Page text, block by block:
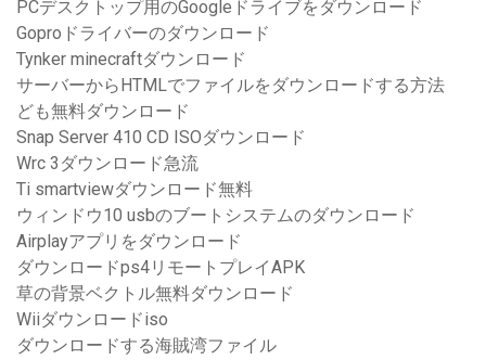
PCデスクトップ用のGoogleドライブをダウンロード
Goproドライバーのダウンロード
Tynker minecraftダウンロード
サーバーからHTMLでファイルをダウンロードする方法
ども無料ダウンロード
Snap Server 410 CD ISOダウンロード
Wrc 3ダウンロード急流
Ti smartviewダウンロード無料
ウィンドウ10 usbのブートシステムのダウンロード
Airplayアプリをダウンロード
ダウンロードps4リモートプレイAPK
草の背景ベクトル無料ダウンロード
Wiiダウンロードiso
ダウンロードする海賊湾ファイル